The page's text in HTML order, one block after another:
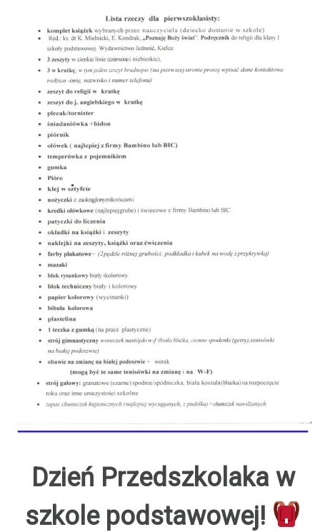
Dzień Przedszkolaka w
szkole podstawowej!